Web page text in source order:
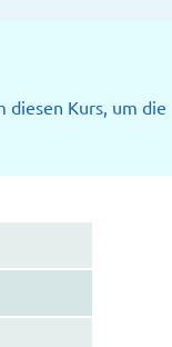
diesen Kurs, um die